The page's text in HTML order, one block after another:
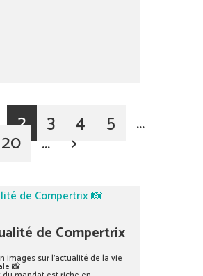
de Compertrix
images sur l’actualité de la vie
📸
2 3 4 5 …
20 … >